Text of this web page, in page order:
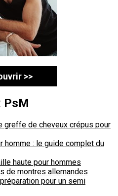
>>
PsM
greffe de cheveux crépus pour
homme : le guide complet du
haute pour hommes
de montres allemandes
pour un semi